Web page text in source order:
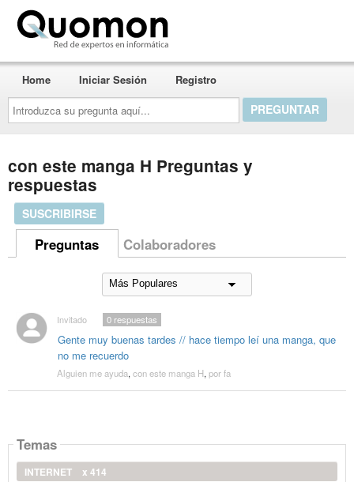
Introduzca
su
pregunta
aquí...
Home Iniciar Sesión Registro
con este manga H Preguntas y
respuestas
SUSCRIBIRSE
Preguntas Colaboradores
Invitado
Gente muy buenas tardes // hace tiempo leí una manga, que
no me recuerdo
0respuestas
Alguien me ayuda, con este manga H, por fa
Temas
INTERNET
x 414